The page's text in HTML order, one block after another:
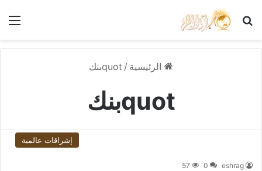
بحث عن
الرئيسية / quotبنك
quotبنك
إشراقات عالمية
eshrag
0
57